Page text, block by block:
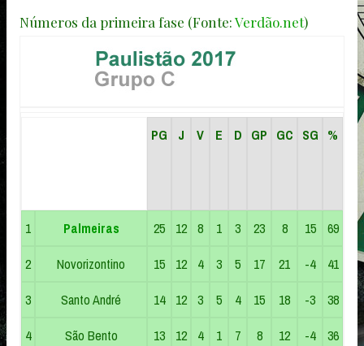
Números da primeira fase (Fonte:Verdão.net)
PG J V E D GP GC SG %
1 Palmeiras 25 12 8 1 3 23 8 15
69
2
Novorizontino 15 12 4 3 5 17 21 -4
41
3
Santo André 14 12 3 5 4 15 18 -3
38
4
São Bento 13 12 4 1 7 8 12 -4 36